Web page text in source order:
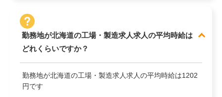
勤務地が北海道の工場・製造求人求人の平均時給は
どれくらいですか？
勤務地が北海道の工場・製造求人求人の平均時給は1202
円です